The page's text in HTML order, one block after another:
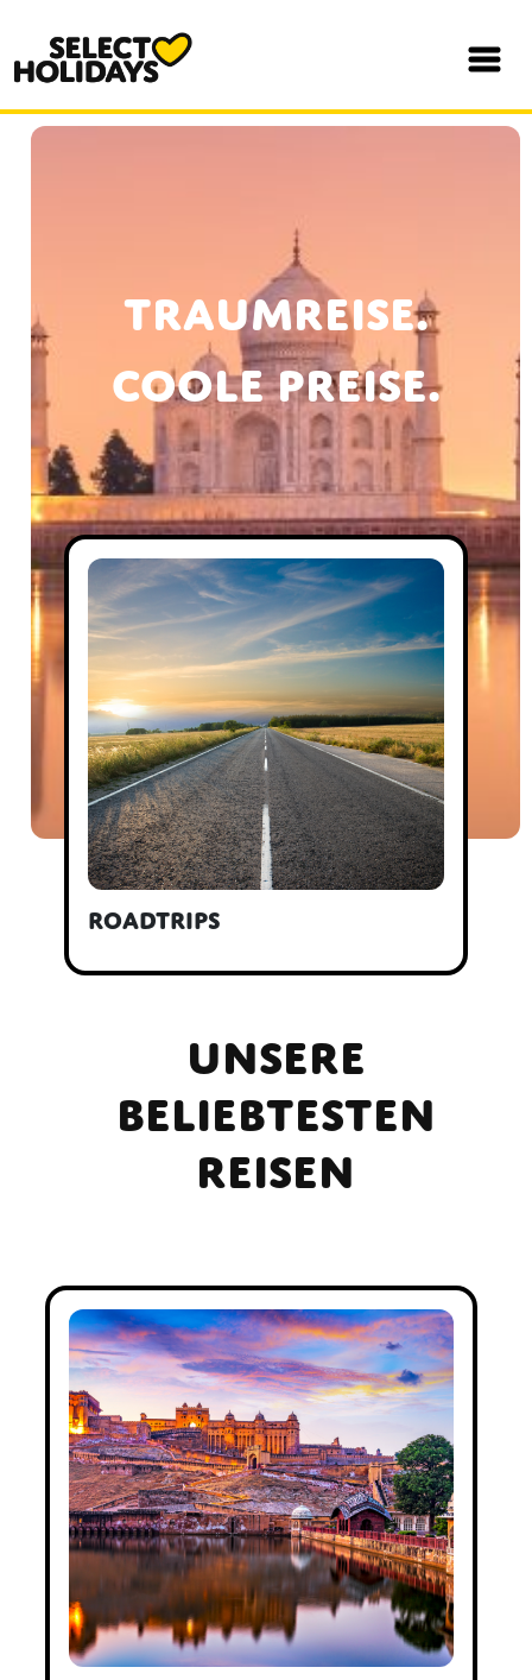
Traumreise.
Coole Preise.
Urlaubsgestaltung
Unsere
beliebtesten
Reisen